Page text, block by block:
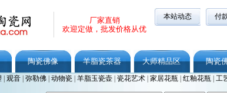
厂家直销
欢迎定做，批发价格从优
本站动态 付
陶瓷佛像 羊脂瓷茶器 大师精品区 陶瓷
观音| 弥勒佛| 动物瓷| 羊脂玉瓷壶| 瓷花艺术| 家居花瓶| 红釉花瓶| 工